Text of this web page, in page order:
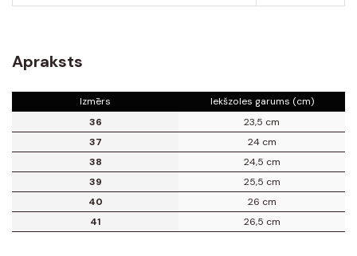
Apraksts
Izmērs
Iekšzoles garums (cm)
36
23,5 cm
37
24 cm
38
24,5 cm
39
25,5 cm
40
26 cm
41
26,5 cm